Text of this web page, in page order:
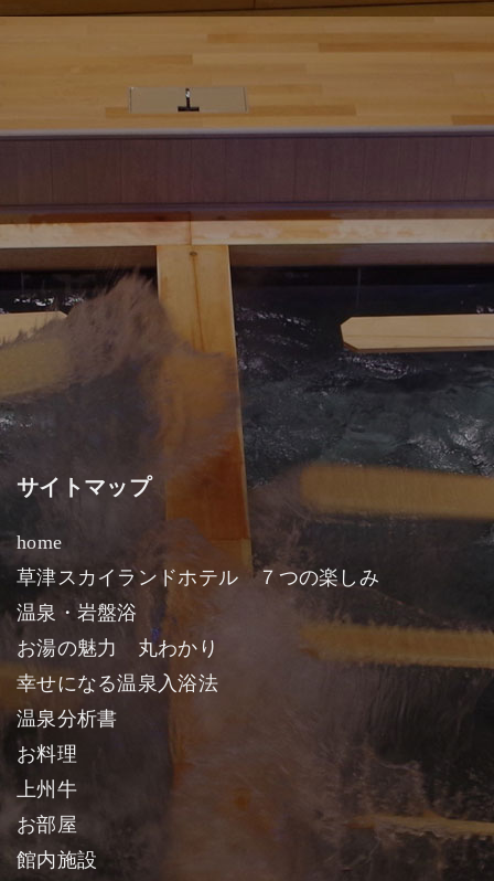
サイトマップ
home
草津スカイランドホテル ７つの楽しみ
温泉・岩盤浴
お湯の魅力 丸わかり
幸せになる温泉入浴法
温泉分析書
お料理
上州牛
お部屋
館内施設